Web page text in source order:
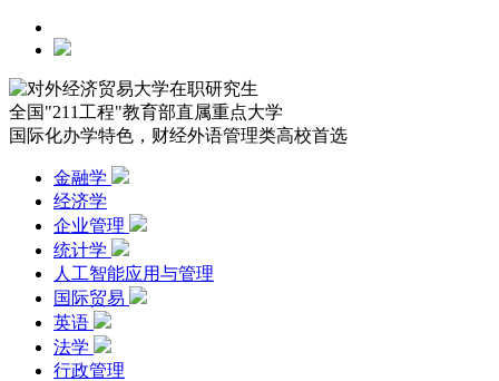
全国"211工程"教育部直属重点大学
国际化办学特色，财经外语管理类高校首选
金融学
经济学
企业管理
统计学
人工智能应用与管理
国际贸易
英语
法学
行政管理